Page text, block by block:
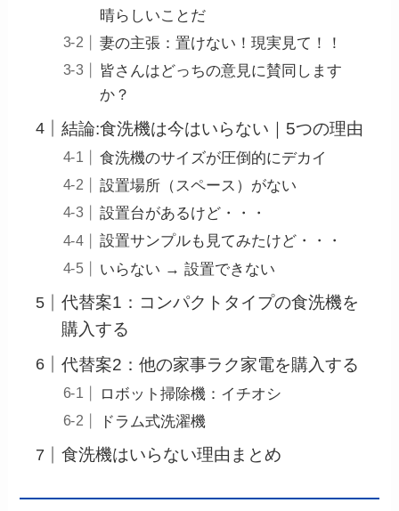
晴らしいことだ
妻の主張：置けない！現実見て！！
皆さんはどっちの意見に賛同します
か？
結論:食洗機は今はいらない｜5つの理由
食洗機のサイズが圧倒的にデカイ
設置場所（スペース）がない
設置台があるけど・・・
設置サンプルも見てみたけど・・・
いらない → 設置できない
代替案1：コンパクトタイプの食洗機を
購入する
代替案2：他の家事ラク家電を購入する
ロボット掃除機：イチオシ
ドラム式洗濯機
食洗機はいらない理由まとめ